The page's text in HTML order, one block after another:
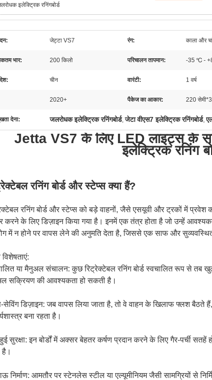
इलेक्ट्रिक रनिंगबोर्ड
जेट्टा VS7 रंग: काला और
भार: 200 किलो परिचालन तापमान: -35 ℃ -
चीन वारंटी: 1 वर्ष
2020+ पैकेज का आकार: 220
देना: जलरोधक इलेक्ट्रिक रनिंगबोर्ड,जेटा वीएस7 इलेक्ट्रिक रनिंगबोर्ड,
Jetta VS7 के लिए LED लाइट्स के
इलेक्ट्रिक रनिंग
रनिंग बोर्ड और स्टेप्स क्या हैं?
रनिंग बोर्ड और स्टेप्स को बड़े वाहनों, जैसे एसयूवी और ट्रकों में
करने के लिए डिज़ाइन किया गया है। इनमें एक तंत्र होता है जो उन्हें
में न होने पर वापस लेने की अनुमति देता है, जिससे एक साफ और
या मैनुअल संचालन: कुछ रिट्रेक्टेबल रनिंग बोर्ड स्वचालित रूप से तब
सक्रियण की आवश्यकता हो सकती है।
सेविंग डिज़ाइन: जब वापस लिया जाता है, तो वे वाहन के खिलाफ फ्लश बैठते
बना रहता है।
सुरक्षा: इन बोर्डों में अक्सर बेहतर कर्षण प्रदान करने के लिए गैर-पर्ची
है।
निर्माण: आमतौर पर स्टेनलेस स्टील या एल्यूमीनियम जैसी सामग्रियों से